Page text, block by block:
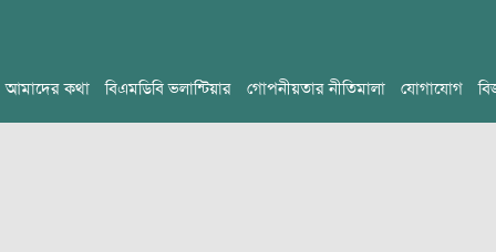
আমাদের কথা বিএমডিবি ভলান্টিয়ার গোপনীয়তার নীতিমালা যোগাযোগ